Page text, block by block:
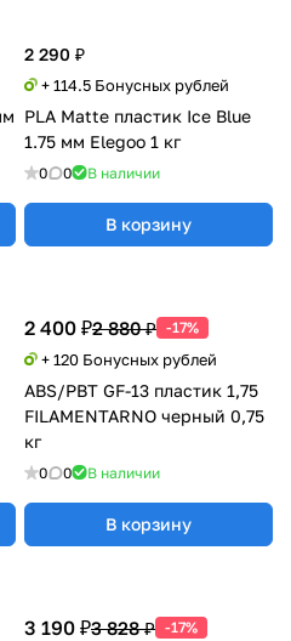
2 290 ₽
+ 114.5 Бонусных рублей
PLA Matte пластик Ice Blue
1.75 мм Elegoo 1 кг
0 0 В наличии
В корзину
2 400 ₽2 880 ₽ -17%
+ 120 Бонусных рублей
ABS/PBT GF-13 пластик 1,75
FILAMENTARNO черный 0,75
кг
0 0 В наличии
В корзину
3 190 ₽3 828 ₽ -17%